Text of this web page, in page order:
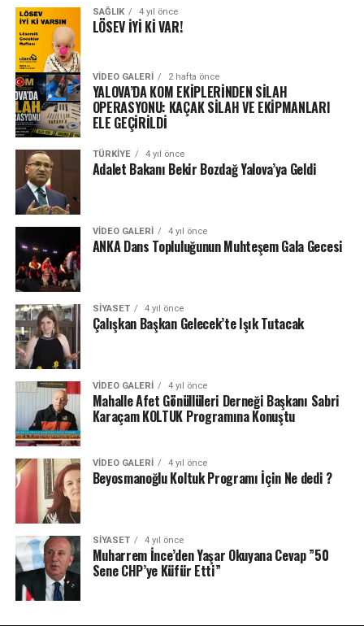
SAĞLIK 4 yıl önce
LÖSEV İYİ Kİ VAR!
VIDEO GALERI 2 hafta önce
YALOVA’DA KOM EKİPLERİNDEN SİLAH
OPERASYONU: KAÇAK SİLAH VE EKİPMANLARI
ELE GEÇİRİLDİ
TÜRKIYE 4 yıl önce
Adalet Bakanı Bekir Bozdağ Yalova’ya Geldi
VIDEO GALERI 4 yıl önce
ANKA Dans Topluluğunun Muhteşem Gala Gecesi
SIYASET 4 yıl önce
Çalışkan Başkan Gelecek’te Işık Tutacak
VIDEO GALERI 4 yıl önce
Mahalle Afet Gönüllüleri Derneği Başkanı Sabri
Karaçam KOLTUK Programına Konuştu
VIDEO GALERI 4 yıl önce
Beyosmanoğlu Koltuk Programı İçin Ne dedi ?
SIYASET 4 yıl önce
Muharrem İnce’den Yaşar Okuyana Cevap ”50
Sene CHP’ye Küfür Etti”